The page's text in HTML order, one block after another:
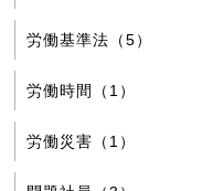
労働基準法（5）
労働時間（1）
労働災害（1）